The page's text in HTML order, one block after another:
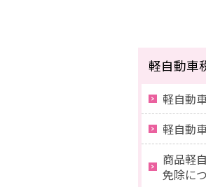
軽自動車
軽自動
軽自動
商品軽
免除に